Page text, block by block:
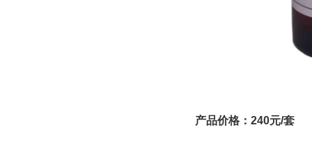
产品价格： 240元/套